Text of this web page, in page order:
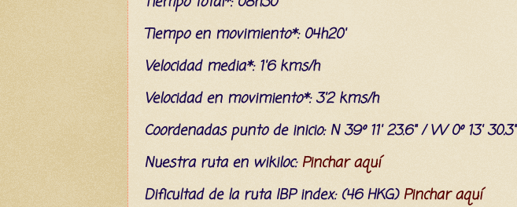
Tiempo en movimiento*: 04h20'
Velocidad media*: 1'6 kms/h
Velocidad en movimiento*: 3'2 kms/h
Coordenadas punto de inicio: N 39º 11' 23.6" / W 0º 13' 30.3"
Nuestra ruta en wikiloc: Pinchar aquí
Dificultadde la ruta IBP index: (46 HKG) Pinchar aquí